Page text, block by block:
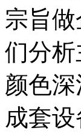
宗旨
们分
颜色
成套